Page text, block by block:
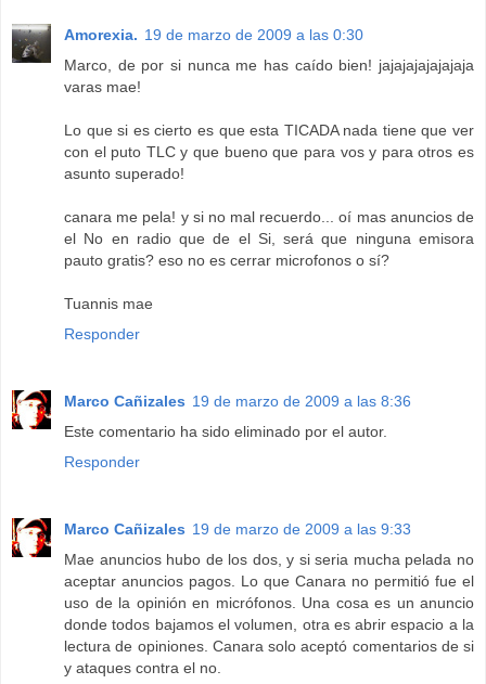
Amorexia. 19 de marzo de 2009 a las 0:30
Marco, de por si nunca me has caído bien! jajajajajajajaja
varas mae!
Lo que si es cierto es que esta TICADA nada tiene que ver
con el puto TLC y que bueno que para vos y para otros es
asunto superado!
canara me pela! y si no mal recuerdo... oí mas anuncios de
el No en radio que de el Si, será que ninguna emisora
pauto gratis? eso no es cerrar microfonos o sí?
Tuannis mae
Responder
Marco Cañizales 19 de marzo de 2009 a las 8:36
Este comentario ha sido eliminado por el autor.
Responder
Marco Cañizales 19 de marzo de 2009 a las 9:33
Mae anuncios hubo de los dos, y si seria mucha pelada no
aceptar anuncios pagos. Lo que Canara no permitió fue el
uso de la opinión en micrófonos. Una cosa es un anuncio
donde todos bajamos el volumen, otra es abrir espacio a la
lectura de opiniones. Canara solo aceptó comentarios de si
y ataques contra el no.